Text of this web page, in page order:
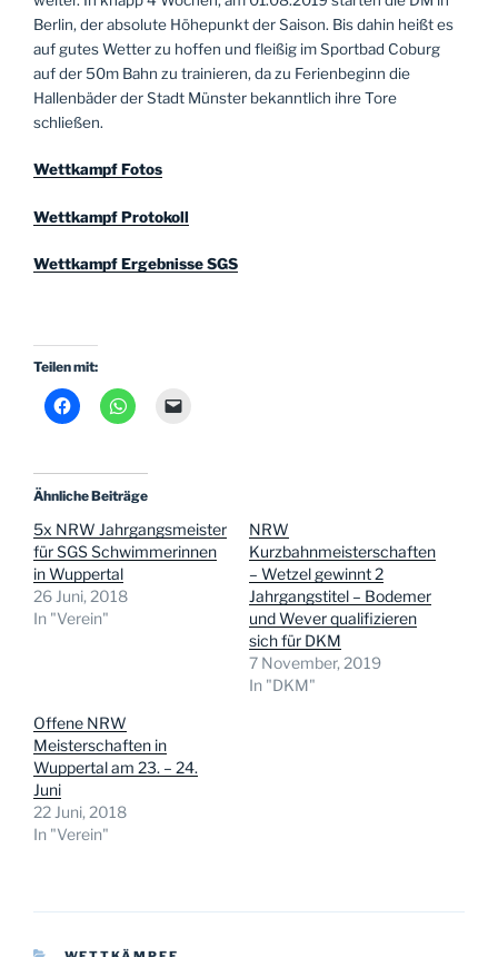
Berlin, der absolute Höhepunkt der Saison. Bis dahin heißt es
auf gutes Wetter zu hoffen und fleißig im Sportbad Coburg
auf der 50m Bahn zu trainieren, da zu Ferienbeginn die
Hallenbäder der Stadt Münster bekanntlich ihre Tore
schließen.
Wettkampf Fotos
Wettkampf Protokoll
Wettkampf Ergebnisse SGS
Teilen mit:
Ähnliche Beiträge
5x NRW Jahrgangsmeister
für SGS Schwimmerinnen
in Wuppertal
26 Juni, 2018
In "Verein"
NRW
Kurzbahnmeisterschaften
– Wetzel gewinnt 2
Jahrgangstitel – Bodemer
und Wever qualifizieren
sich für DKM
7 November, 2019
In "DKM"
Offene NRW
Meisterschaften in
Wuppertal am 23. – 24.
Juni
22 Juni, 2018
In "Verein"